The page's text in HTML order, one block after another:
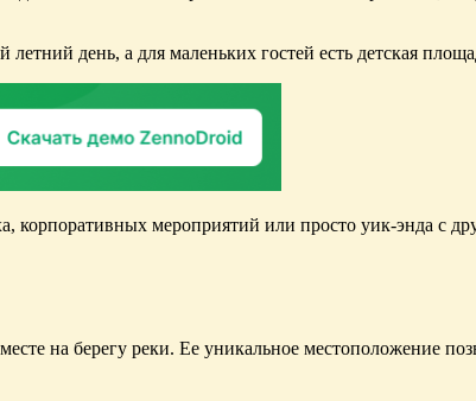
день, а для маленьких гостей есть детская
мероприятий или просто уик-энда с
на берегу реки. Ее уникальное местоположение